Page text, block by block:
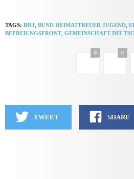
TAGS: BHJ BUND HEIMATTREUER JUGEND
BEFREIUNGSFRONT, GEMEINSCHAFT
0 0
TWEET SHARE